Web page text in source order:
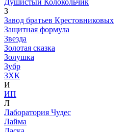
Душистый Колокольчик
З
Завод братьев Крестовниковых
Защитная формула
Звезда
Золотая сказка
Золушка
Зубр
ЗХК
И
ИП
Л
Лаборатория Чудес
Лайма